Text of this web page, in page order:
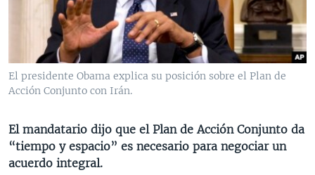
VENEZUELA
BRASIL
NICARAGUA
ECONOMÍA
ENTRETENIMIENTO Y CULTURA
TECNOLOGÍA
DEPORTES
MULTIMEDIA
VIDEOS
FOTOGRAFÍA
AUDIOS
PROGRAMAS TV
EL MUNDO AL DÍA
FORO INTERAMERICANO
LAS CLAVES
PANORAMA
RADIO
AVANCE INFORMATIVO
BUENOS DÍAS AMÉRICA
ESTADOS UNIDOS AL DÍA
DIRECT
Learning English
El presidente Obama explica su posición sobre el Plan de
Acción Conjunto con Irán.
El mandatario dijo que el Plan de Acción Conjunto da
“tiempo y espacio” es necesario para negociar un
acuerdo integral.